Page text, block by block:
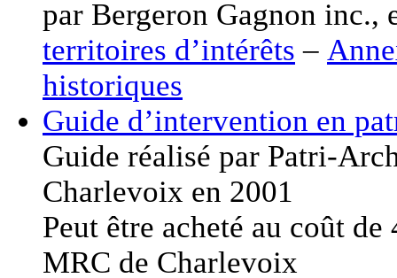
par Bergeron Gagnon inc.,
territoires d’intérêts –
historiques
Guide d’intervention en
Guide réalisé par Patri-
Charlevoix en 2001
Peut être acheté au coût
MRC de Charlevoix